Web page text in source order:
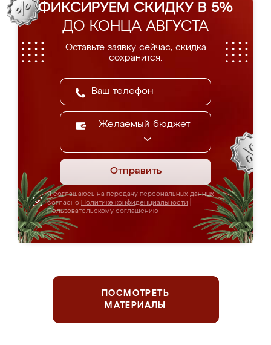
ФИКСИРУЕМ СКИДКУ В 5%
ДО КОНЦА АВГУСТА
Оставьте заявку сейчас, скидка
сохранится.
Желаемый бюджет
Отправить
Я соглашаюсь на передачу персональных данных
согласно Политике конфиденциальности
Пользовательскому соглашению
ПОСМОТРЕТЬ
МАТЕРИАЛЫ